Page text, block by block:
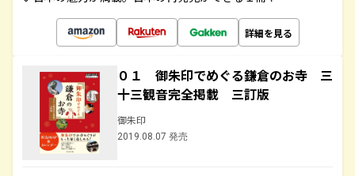
詳細を見る
０１ 御朱印でめぐる鎌倉のお寺 三
十三観音完全掲載 三訂版
御朱印
2019.08.07 発売